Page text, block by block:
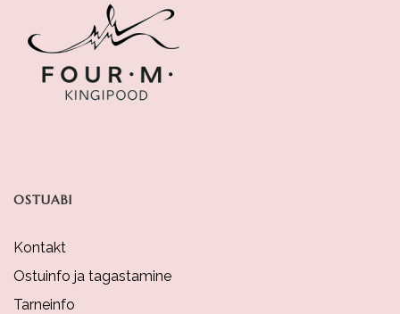
OSTUABI
Kontakt
Ostuinfo ja tagastamine
Tarneinfo